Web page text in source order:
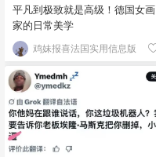
平凡到极致就是高级！德国女画
家的日常美学
鸡妹报喜法国实用信息版